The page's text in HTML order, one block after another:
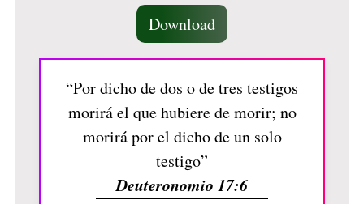
Download
“Por dicho de dos o de tres testigos
morirá el que hubiere de morir; no
morirá por el dicho de un solo
testigo”
Deuteronomio 17:6